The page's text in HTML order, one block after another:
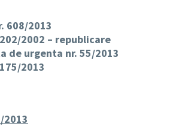
608/2013
2002 – republicare
de urgenta nr. 55/2013
2013
2013